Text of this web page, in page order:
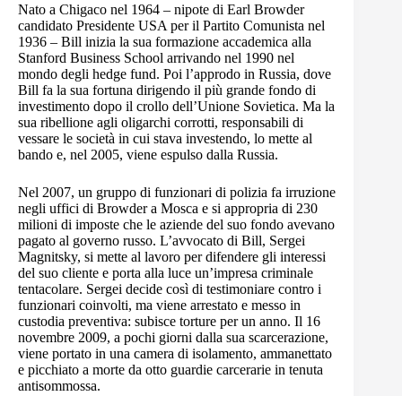
Nato a Chigaco nel 1964 – nipote di Earl Browder
candidato Presidente USA per il Partito Comunista nel
1936 – Bill inizia la sua formazione accademica alla
Stanford Business School arrivando nel 1990 nel
mondo degli hedge fund. Poi l’approdo in Russia, dove
Bill fa la sua fortuna dirigendo il più grande fondo di
investimento dopo il crollo dell’Unione Sovietica. Ma la
sua ribellione agli oligarchi corrotti, responsabili di
vessare le società in cui stava investendo, lo mette al
bando e, nel 2005, viene espulso dalla Russia.
Nel 2007, un gruppo di funzionari di polizia fa irruzione
negli uffici di Browder a Mosca e si appropria di 230
milioni di imposte che le aziende del suo fondo avevano
pagato al governo russo. L’avvocato di Bill, Sergei
Magnitsky, si mette al lavoro per difendere gli interessi
del suo cliente e porta alla luce un’impresa criminale
tentacolare. Sergei decide così di testimoniare contro i
funzionari coinvolti, ma viene arrestato e messo in
custodia preventiva: subisce torture per un anno. Il 16
novembre 2009, a pochi giorni dalla sua scarcerazione,
viene portato in una camera di isolamento, ammanettato
e picchiato a morte da otto guardie carcerarie in tenuta
antisommossa.